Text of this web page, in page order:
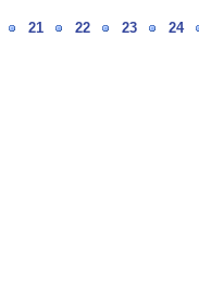
21 22 23 24